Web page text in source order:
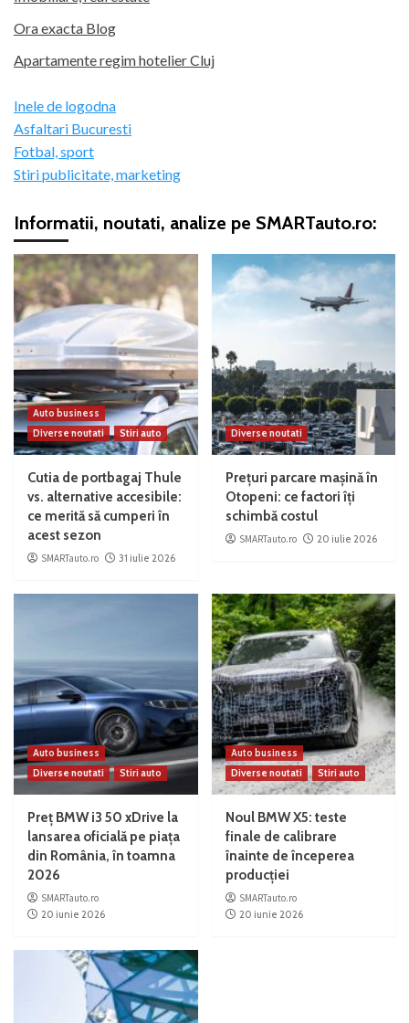
Ora exacta Blog
Apartamente regim hotelier Cluj
Inele de logodna
Asfaltari Bucuresti
Fotbal, sport
Stiri publicitate, marketing
Informatii, noutati, analize pe SMARTauto.ro:
Auto business
Diverse noutati
Stiri auto
Cutia de portbagaj Thule
vs. alternative accesibile:
ce merită să cumperi în
acest sezon
SMARTauto.ro 31 iulie 2026
Diverse noutati
Prețuri parcare mașină în
Otopeni: ce factori îți
schimbă costul
SMARTauto.ro 20 iulie 2026
Auto business
Diverse noutati
Stiri auto
Preț BMW i3 50 xDrive la
lansarea oficială pe piața
din România, în toamna
2026
SMARTauto.ro
20 iunie 2026
Auto business
Diverse noutati
Stiri auto
Noul BMW X5: teste
finale de calibrare
înainte de începerea
producției
SMARTauto.ro
20 iunie 2026